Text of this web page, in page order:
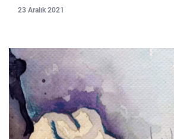
23 Aralık 2021